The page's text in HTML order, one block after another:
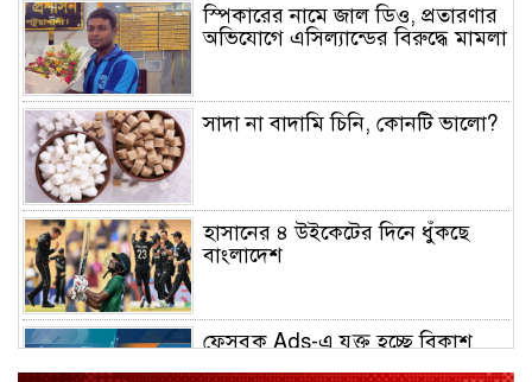
স্পিকারের নামে জাল ডিও, প্রতারণার
অভিযোগে এসিল্যান্ডের বিরুদ্ধে মামলা
সাদা না বাদামি চিনি, কোনটি ভালো?
হাসানের ৪ উইকেটের দিনে ধুঁকছে
বাংলাদেশ
ফেসবুক Ads-এ যুক্ত হচ্ছে বিকাশ